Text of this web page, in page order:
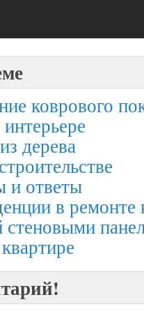
коврового
дерева
и ответы
в ремонте
стеновыми